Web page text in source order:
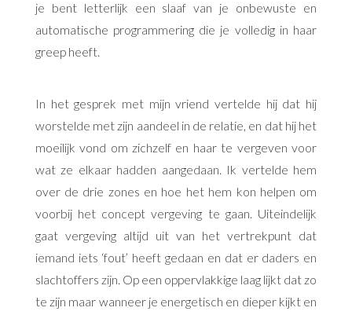
je bent letterlijk een slaaf van je onbewuste en
automatische programmering die je volledig in haar
greep heeft.
In het gesprek met mijn vriend vertelde hij dat hij
worstelde met zijn aandeel in de relatie, en dat hij het
moeilijk vond om zichzelf en haar te vergeven voor
wat ze elkaar hadden aangedaan. Ik vertelde hem
over de drie zones en hoe het hem kon helpen om
voorbij het concept vergeving te gaan. Uiteindelijk
gaat vergeving altijd uit van het vertrekpunt dat
iemand iets ‘fout’ heeft gedaan en dat er daders en
slachtoffers zijn. Op een oppervlakkige laag lijkt dat zo
te zijn maar wanneer je energetisch en dieper kijkt en